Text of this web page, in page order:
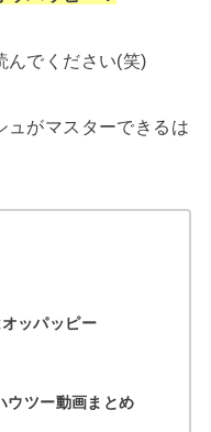
んでください(笑)
ュがマスターできるは
ッパッピー
ウツー動画まとめ